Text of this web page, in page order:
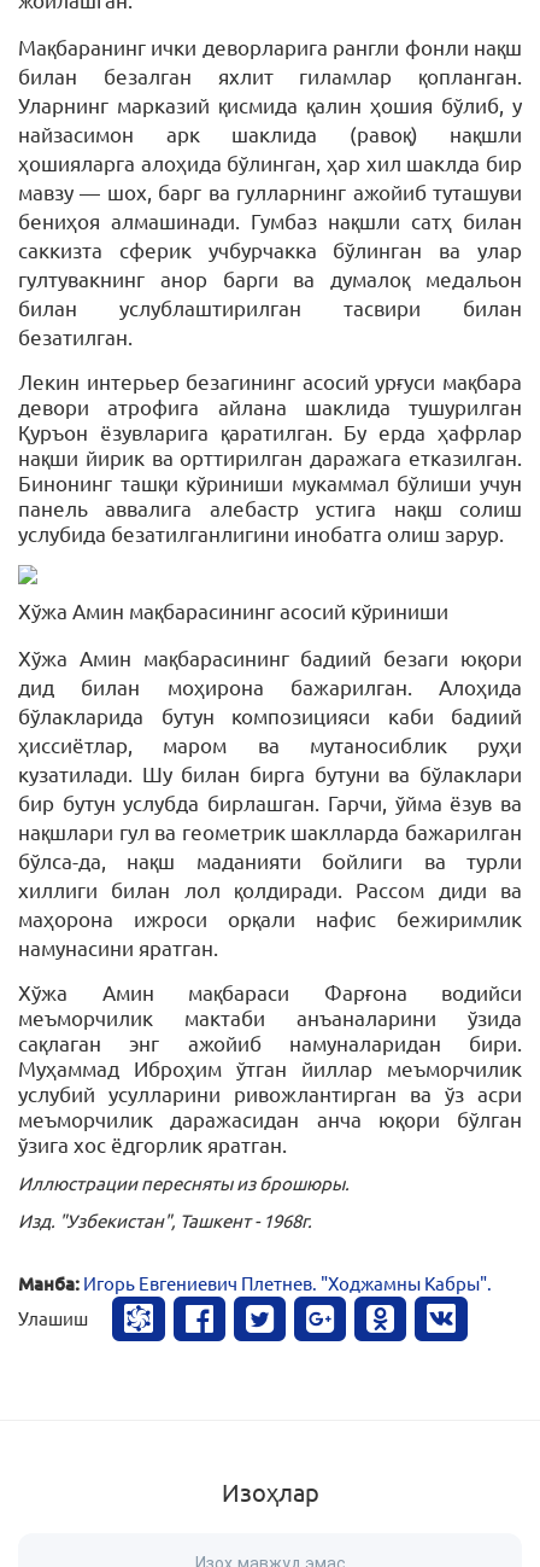
Мақбаранинг ички деворларига рангли фонли нақш
билан безалган яхлит гиламлар қопланган.
Уларнинг марказий қисмида қалин ҳошия бўлиб, у
найзасимон арк шаклида (равоқ) нақшли
ҳошияларга алоҳида бўлинган, ҳар хил шаклда бир
мавзу — шох, барг ва гулларнинг ажойиб туташуви
бениҳоя алмашинади. Гумбаз нақшли сатҳ билан
саккизта сферик учбурчакка бўлинган ва улар
гултувакнинг анор барги ва думалоқ медальон
билан услублаштирилган тасвири билан
безатилган.
Лекин интерьер безагининг асосий урғуси мақбара
девори атрофига айлана шаклида тушурилган
Қуръон ёзувларига қаратилган. Бу ерда ҳафрлар
нақши йирик ва орттирилган даражага етказилган.
Бинонинг ташқи кўриниши мукаммал бўлиши учун
панель аввалига алебастр устига нақш солиш
услубида безатилганлигини инобатга олиш зарур.
Хўжа Амин мақбарасининг асосий кўриниши
Хўжа Амин мақбарасининг бадиий безаги юқори
дид билан моҳирона бажарилган. Алоҳида
бўлакларида бутун композицияси каби бадиий
ҳиссиётлар, маром ва мутаносиблик руҳи
кузатилади. Шу билан бирга бутуни ва бўлаклари
бир бутун услубда бирлашган. Гарчи, ўйма ёзув ва
нақшлари гул ва геометрик шаклларда бажарилган
бўлса-да, нақш маданияти бойлиги ва турли
хиллиги билан лол қолдиради. Рассом диди ва
маҳорона ижроси орқали нафис бежиримлик
намунасини яратган.
Хўжа Амин мақбараси Фарғона водийси
меъморчилик мактаби анъаналарини ўзида
сақлаган энг ажойиб намуналаридан бири.
Муҳаммад Иброҳим ўтган йиллар меъморчилик
услубий усулларини ривожлантирган ва ўз асри
меъморчилик даражасидан анча юқори бўлган
ўзига хос ёдгорлик яратган.
Иллюстрации пересняты из брошюры.
Изд. "Узбекистан", Ташкент - 1968г.
Манба: Игорь Евгениевич Плетнев. "Ходжамны Кабры".
Улашиш
Изоҳлар